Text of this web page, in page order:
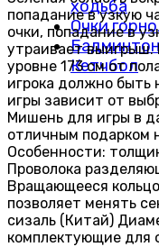
ходьба
Очки
Кетчбол
попадание в узкую
очки, попадание в
утраивает
уровне 173 см от
игрока должно
игры зависит от
Мишень для игры в
отличным подарком
Особенности:
Проволока
Вращающееся
позволяет менять
сизаль (Китай)
комплектующие для